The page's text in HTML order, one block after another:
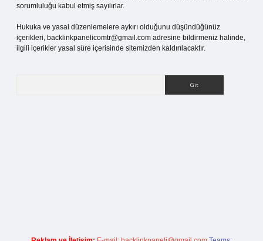
sorumluluğu kabul etmiş sayılırlar.
Hukuka ve yasal düzenlemelere aykırı olduğunu düşündüğünüz
içerikleri, backlinkpanelicomtr@gmail.com adresine bildirmeniz halinde,
ilgili içerikler yasal süre içerisinde sitemizden kaldırılacaktır.